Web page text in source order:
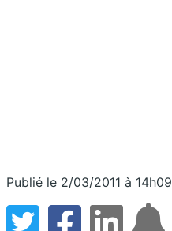
Publié le 2/03/2011 à 14h09